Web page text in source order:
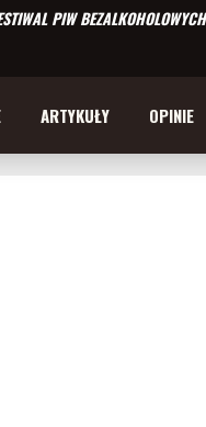
PIW BEZALKOHOLOWYCH
ARTYKUŁY OPINIE